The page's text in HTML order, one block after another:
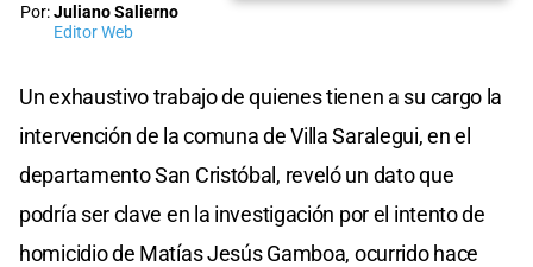
Por:Juliano Salierno
Editor Web
Un exhaustivo trabajo de quienes tienen a su cargo la
intervención de la comuna de Villa Saralegui, en el
departamento San Cristóbal, reveló un dato que
podría ser clave en la investigación por el intento de
homicidio de Matías Jesús Gamboa, ocurrido hace